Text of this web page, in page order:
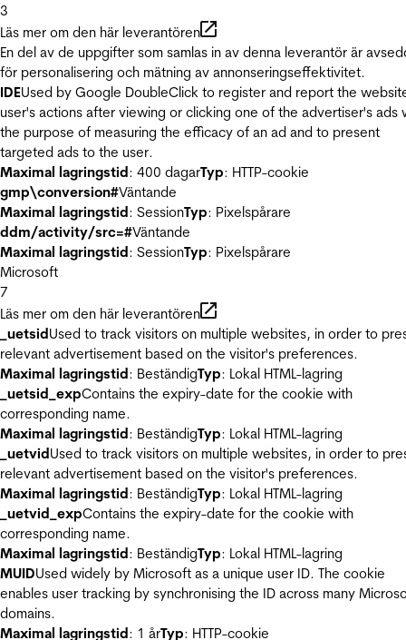
3
Läs mer om den här leverantören
En del av de uppgifter som samlas in av denna leverantör är
för personalisering och mätning av annonseringseffektivitet.
IDEUsed by Google DoubleClick to register and report the
user's actions after viewing or clicking one of the advertiser's ads
the purpose of measuring the efficacy of an ad and to present
targeted ads to the user.
Maximal lagringstid: 400 dagarTyp: HTTP-cookie
gmp\conversion#Väntande
Maximal lagringstid: SessionTyp: Pixelspårare
ddm/activity/src=#Väntande
Maximal lagringstid: SessionTyp: Pixelspårare
Microsoft
7
Läs mer om den här leverantören
_uetsidUsed to track visitors on multiple websites, in order to
relevant advertisement based on the visitor's preferences.
Maximal lagringstid: BeständigTyp: Lokal HTML-lagring
_uetsid_expContains the expiry-date for the cookie with
corresponding name.
Maximal lagringstid: BeständigTyp: Lokal HTML-lagring
_uetvidUsed to track visitors on multiple websites, in order to
relevant advertisement based on the visitor's preferences.
Maximal lagringstid: BeständigTyp: Lokal HTML-lagring
_uetvid_expContains the expiry-date for the cookie with
corresponding name.
Maximal lagringstid: BeständigTyp: Lokal HTML-lagring
MUIDUsed widely by Microsoft as a unique user ID. The cookie
enables user tracking by synchronising the ID across many
domains.
Maximal lagringstid: 1 årTyp: HTTP-cookie